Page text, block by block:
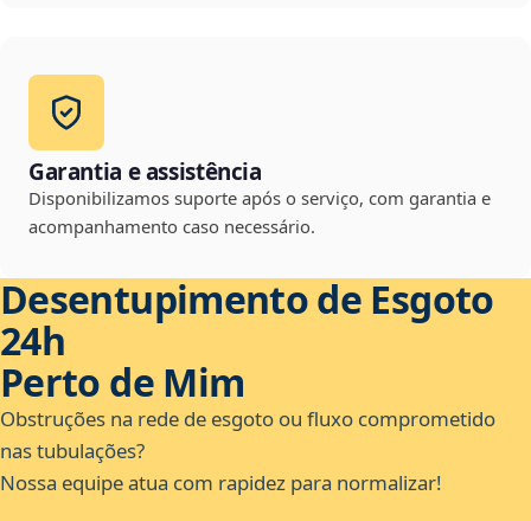
Garantia e assistência
Disponibilizamos suporte após o serviço, com garantia e
acompanhamento caso necessário.
Desentupimento de Esgoto
24h
Perto de Mim
Obstruções na rede de esgoto ou fluxo comprometido
nas tubulações?
Nossa equipe atua com rapidez para normalizar!